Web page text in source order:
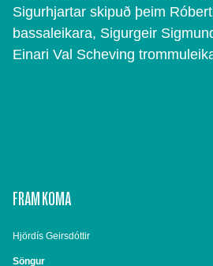
Sigurhjartar skipuð þeim
bassaleikara, Sigurgeir
Einari Val Scheving
FRAM KOMA
Hjördís Geirsdóttir
Söngur